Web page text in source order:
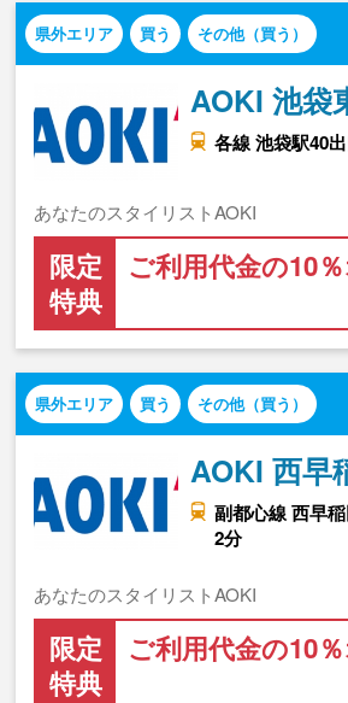
県外エリア 買う その他（買う）
AOKI 池袋
各線 池袋駅40
あなたのスタイリストAOKI
限定
特典
ご利用代金の10
県外エリア 買う その他（買う）
AOKI 西早
副都心線 西早
2分
あなたのスタイリストAOKI
限定
特典
ご利用代金の10